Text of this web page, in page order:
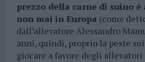
prezzo della carne di suino è
non mai in Europa (come
dall’allevatore Alessandro
anni, quindi, proprio la peste
giocare a favore degli allevatori